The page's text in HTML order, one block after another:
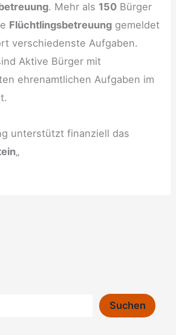
. Mehr als 150 Bürger
Flüchtlingsbetreuung gemeldet
verschiedenste Aufgaben.
Aktive Bürger mit
ehrenamtlichen Aufgaben im
unterstützt finanziell das
„
Suchen